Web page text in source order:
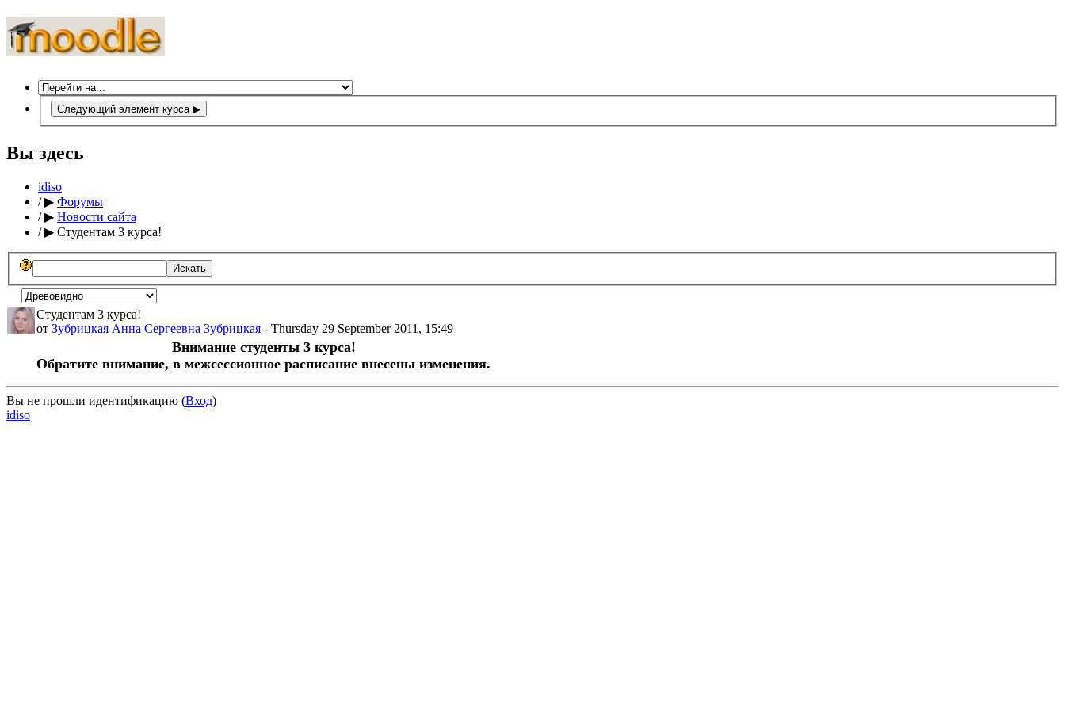
Следующий элемент курса ▶
Вы здесь
idiso
/▶ Форумы
/▶ Новости сайта
/▶ Студентам 3 курса!
Студентам 3 курса!
от Зубрицкая Анна Сергеевна Зубрицкая - Thursday 29 September 2011, 15:49
Внимание студенты 3 курса!
Обратите внимание, в межсессионное расписание внесены изменения.
Вы не прошли идентификацию (Вход)
idiso